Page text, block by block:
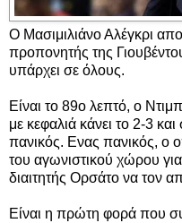
Ο Μασιμιλιάνο Αλέγκρι
προπονητής της
υπάρχει σε όλους.
Είναι το 89ο λεπτό, ο
με κεφαλιά κάνει το 2-3
πανικός. Ενας πανικός, ο
του αγωνιστικού χώρου
διαιτητής Ορσάτο να τον
Είναι η πρώτη φορά που